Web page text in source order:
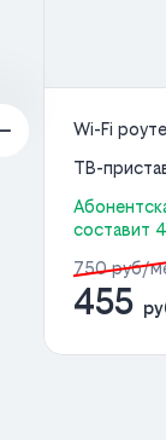
Wi-Fi
ТВ-
составит
750 руб/
455